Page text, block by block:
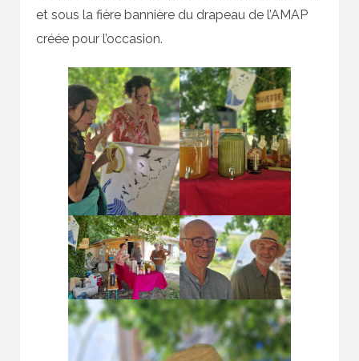
et sous la fière bannière du drapeau de l’AMAP
créée pour l’occasion.